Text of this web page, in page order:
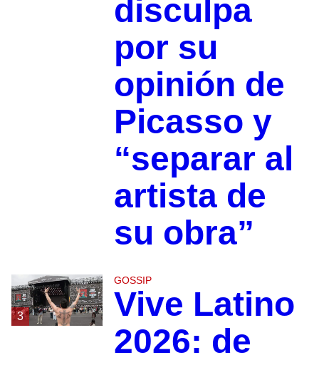
disculpa
por su
opinión de
Picasso y
“separar al
artista de
su obra”
3
GOSSIP
Vive Latino
2026: de